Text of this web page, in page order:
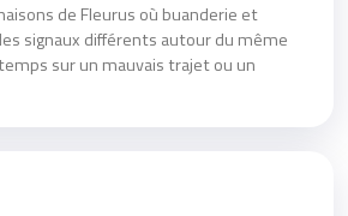
de Fleurus où buanderie et
signaux différents autour du même
sur un mauvais trajet ou un